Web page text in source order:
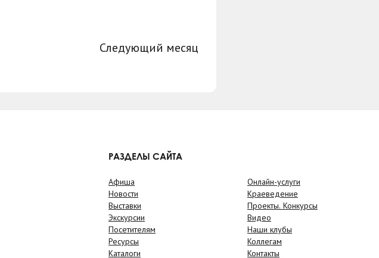
Следующий месяц
РАЗДЕЛЫ САЙТА
Афиша
Новости
Выставки
Экскурсии
Посетителям
Ресурсы
Каталоги
Онлайн-услуги
Краеведение
Проекты. Конкурсы
Видео
Наши клубы
Коллегам
Контакты